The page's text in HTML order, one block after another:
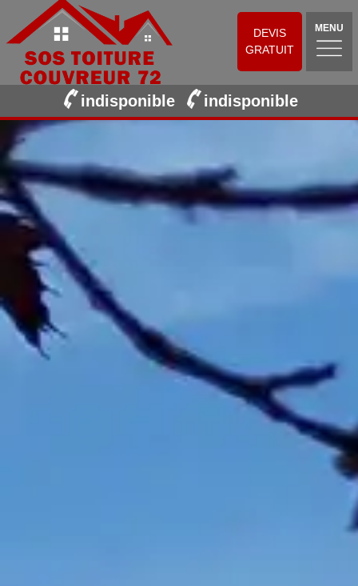
DEVIS
GRATUIT
MENU
indisponible indisponible